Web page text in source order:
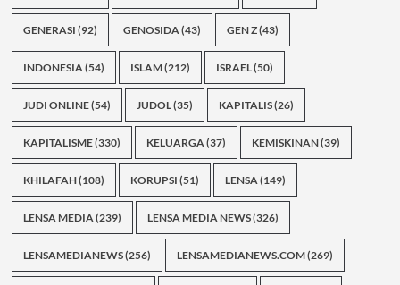
GENERASI (92) GENOSIDA(43) GEN Z(43)
INDONESIA(54) ISLAM(212) ISRAEL(50)
JUDI ONLINE(54) JUDOL(35) KAPITALIS(26)
KAPITALISME(330) KELUARGA(37) KEMISKINAN(39)
KHILAFAH(108) KORUPSI (51) LENSA(149)
LENSA MEDIA(239) LENSA MEDIA NEWS(326)
LENSAMEDIANEWS(256) LENSAMEDIANEWS.COM(269)